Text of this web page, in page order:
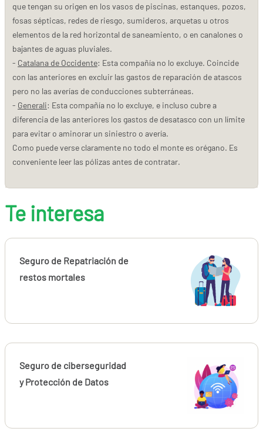
que tengan su origen en los vasos de piscinas, estanques, pozos,
fosas sépticas, redes de riesgo, sumideros, arquetas u otros
elementos de la red horizontal de saneamiento, o en canalones o
bajantes de aguas pluviales.
- Catalana de Occidente: Esta compañía no lo excluye. Coincide
con las anteriores en excluir las gastos de reparación de atascos
pero no las averías de conducciones subterráneas.
- Generali: Esta compañía no lo excluye, e incluso cubre a
diferencia de las anteriores los gastos de desatasco con un límite
para evitar o aminorar un siniestro o avería.
Como puede verse claramente no todo el monte es orégano. Es
conveniente leer las pólizas antes de contratar.
Te interesa
Seguro de Repatriación de
restos mortales
Seguro de ciberseguridad
y Protección de Datos